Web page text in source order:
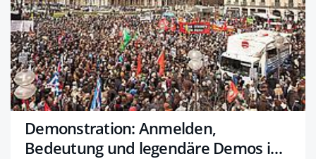
Demonstration: Anmelden,
Bedeutung und legendäre Demos in